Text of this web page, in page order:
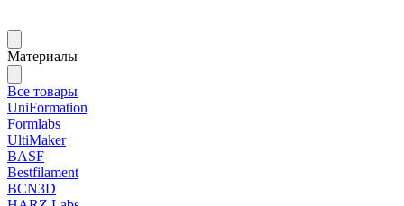
Материалы
Все товары
UniFormation
Formlabs
UltiMaker
BASF
Bestfilament
BCN3D